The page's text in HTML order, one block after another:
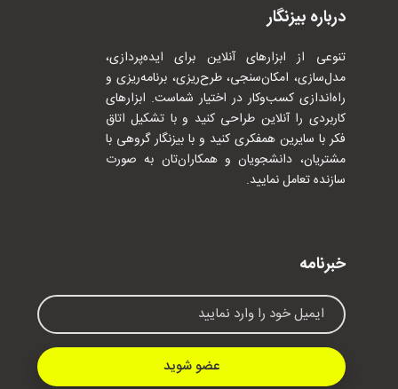
درباره بیزنگار
تنوعی از ابزارهای آنلاین برای ایده‌پردازی،
مدل‌سازی، امکان‌سنجی، طرح‌ریزی، برنامه‌ریزی و
راه‌اندازی کسب‌وکار در اختیار شماست. ابزارهای
کاربردی را آنلاین طراحی کنید و با تشکیل اتاق
فکر با سایرین همفکری کنید و با بیزنگار گروهی با
مشتریان، دانشجویان و همکاران‌تان به صورت
سازنده تعامل نمایید.
خبرنامه
عضو شوید